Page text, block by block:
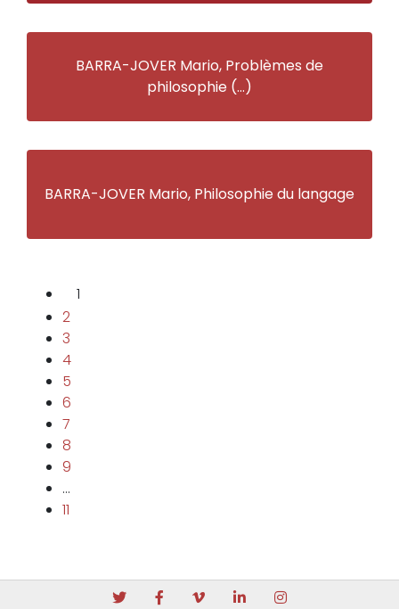
BARRA-JOVER Mario, Problèmes de
philosophie (…)
BARRA-JOVER Mario, Philosophie du langage
1
2
3
4
5
6
7
8
9
…
11